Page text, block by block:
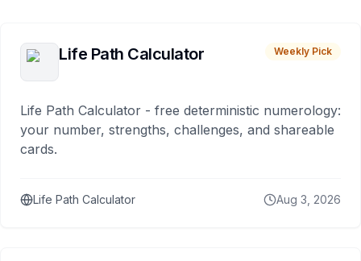
Life Path Calculator Weekly Pick
Life Path Calculator - free deterministic numerology:
your number, strengths, challenges, and shareable
cards.
Life Path Calculator Aug 3, 2026